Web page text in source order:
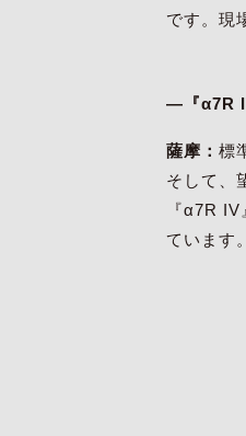
です。現
―『α7R
薩摩： 標
そして、
『α7R
ています。